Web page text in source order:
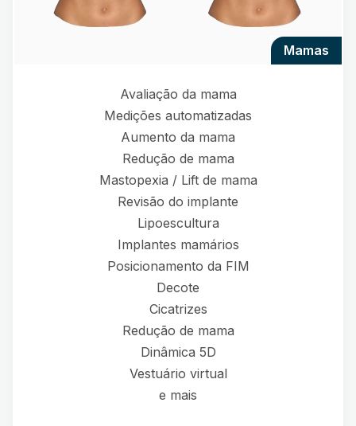
mamas
Avaliação da mama
Medições automatizadas
Aumento da mama
Redução de mama
Mastopexia / Lift de mama
Revisão do implante
Lipoescultura
Implantes mamários
Posicionamento da FIM
Decote
Cicatrizes
Redução de mama
Dinâmica 5D
Vestuário virtual
e mais